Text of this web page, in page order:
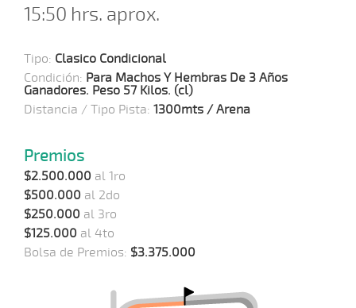
15:50 hrs. aprox.
Tipo: Clasico Condicional
Condición: Para Machos Y Hembras De 3 Años
Ganadores. Peso 57 Kilos. (cl)
Distancia / Tipo Pista: 1300mts / Arena
Premios
$2.500.000 al 1ro
$500.000 al 2do
$250.000 al 3ro
$125.000 al 4to
Bolsa de Premios: $3.375.000